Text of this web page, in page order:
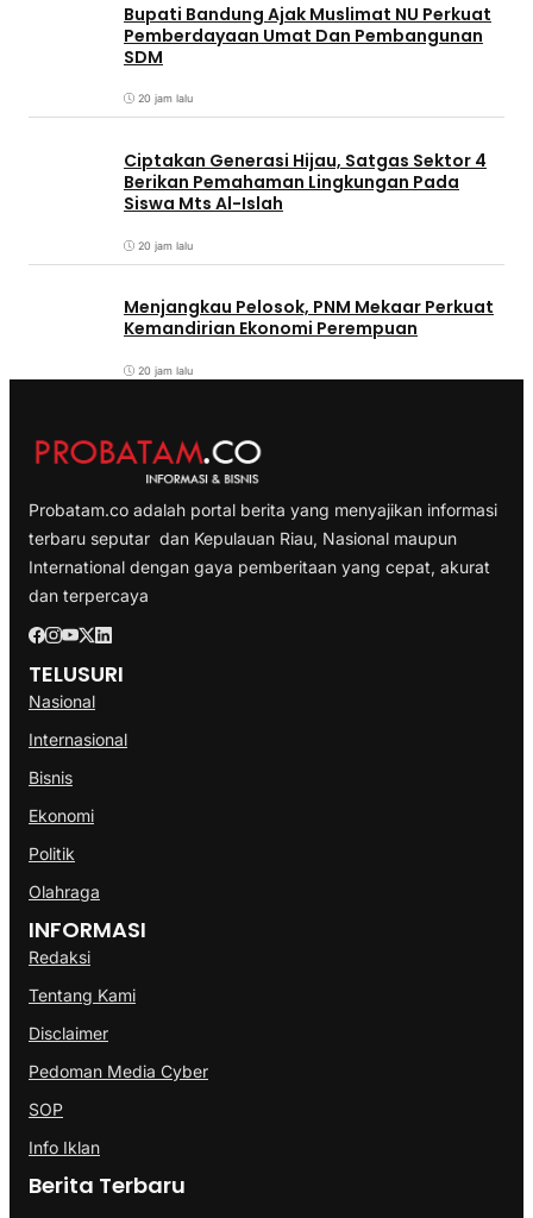
Bupati Bandung Ajak Muslimat NU Perkuat
Pemberdayaan Umat Dan Pembangunan
SDM
20 jam lalu
Ciptakan Generasi Hijau, Satgas Sektor 4
Berikan Pemahaman Lingkungan Pada
Siswa Mts Al-Islah
20 jam lalu
Menjangkau Pelosok, PNM Mekaar Perkuat
Kemandirian Ekonomi Perempuan
20 jam lalu
Probatam.co adalah portal berita yang menyajikan informasi
terbaru seputar dan Kepulauan Riau, Nasional maupun
International dengan gaya pemberitaan yang cepat, akurat
dan terpercaya
TELUSURI
Nasional
Internasional
Bisnis
Ekonomi
Politik
Olahraga
INFORMASI
Redaksi
Tentang Kami
Disclaimer
Pedoman Media Cyber
SOP
Info Iklan
Berita Terbaru